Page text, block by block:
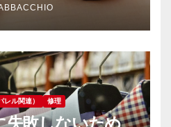
レル関連） 修理